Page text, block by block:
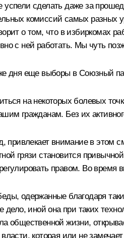
успели сделать даже за
комиссий самых разных
о том, что в избиркомах
с ней работать. Мы чуть
дня еще выборы в Союзный
на некоторых болевых
гражданам. Без их
привлекает внимание в этом
грязи становится
правом. Во время
одержанные благодаря
дело, иной она при таких
общественной жизни,
которая или не